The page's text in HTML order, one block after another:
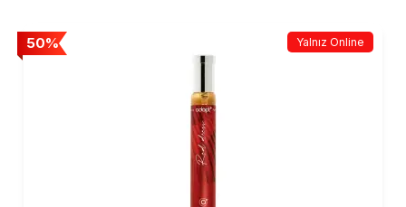
50% Yalnız Online